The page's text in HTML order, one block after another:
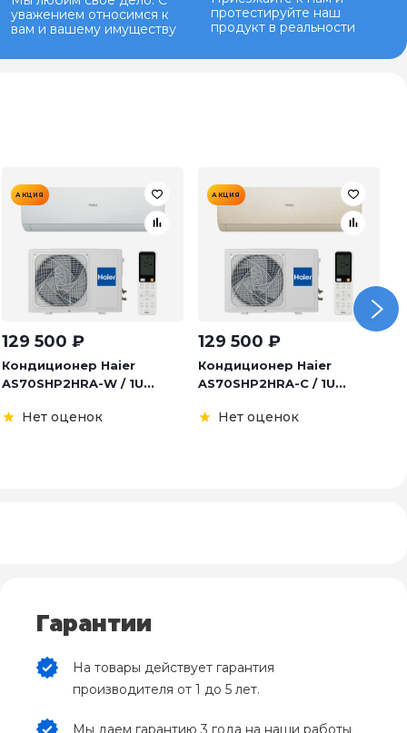
уважением относимся к
вам и вашему имуществу
протестируйте наш
продукт в реальности
АКЦИЯ
129 500 ₽
Кондиционер Haier
AS70SHP2HRA-W / 1U...
Нет оценок
АКЦИЯ
129 500 ₽
Кондиционер Haier
AS70SHP2HRA-C / 1U...
Нет оценок
Гарантии
На товары действует гарантия
производителя от 1 до 5 лет.
Мы даем гарантию 3 года на наши работы